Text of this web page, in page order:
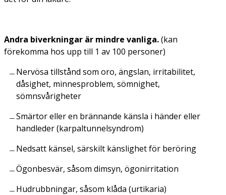
Andra biverkningar är mindre vanliga.(kan
förekomma hos upp till 1 av 100 personer)
Nervösa tillstånd som oro, ängslan, irritabilitet,
dåsighet, minnesproblem, sömnighet,
sömnsvårigheter
Smärtor eller en brännande känsla i händer eller
handleder (karpaltunnelsyndrom)
Nedsatt känsel, särskilt känslighet för beröring
Ögonbesvär, såsom dimsyn, ögonirritation
Hudrubbningar, såsom klåda (urtikaria)